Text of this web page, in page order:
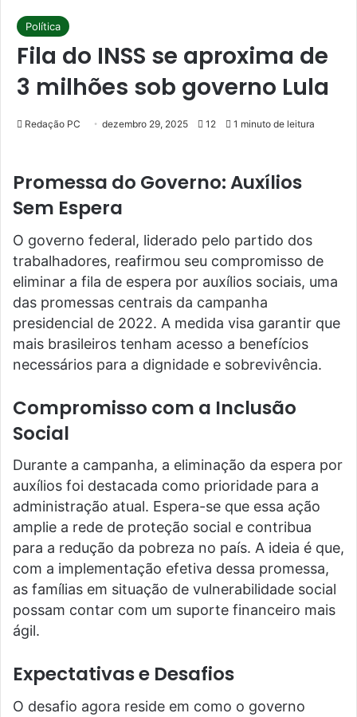
Política
Fila do INSS se aproxima de
3 milhões sob governo Lula
Redação PC dezembro 29, 2025 12 1 minuto de leitura
Promessa do Governo: Auxílios
Sem Espera
O governo federal, liderado pelo partido dos
trabalhadores, reafirmou seu compromisso de
eliminar a fila de espera por auxílios sociais, uma
das promessas centrais da campanha
presidencial de 2022. A medida visa garantir que
mais brasileiros tenham acesso a benefícios
necessários para a dignidade e sobrevivência.
Compromisso com a Inclusão
Social
Durante a campanha, a eliminação da espera por
auxílios foi destacada como prioridade para a
administração atual. Espera-se que essa ação
amplie a rede de proteção social e contribua
para a redução da pobreza no país. A ideia é que,
com a implementação efetiva dessa promessa,
as famílias em situação de vulnerabilidade social
possam contar com um suporte financeiro mais
ágil.
Expectativas e Desafios
O desafio agora reside em como o governo